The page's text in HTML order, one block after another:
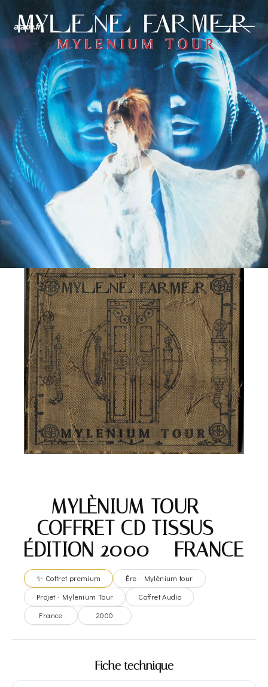
← Retour
Ajouter à ma collection Ajouter à ma wishlist
Comparer cet objet Voir ma collection
MYLÈNIUM TOUR –
COFFRET CD TISSUS –
ÉDITION 2000 – FRANCE
✨ Coffret premium
Ère · Mylènium tour
Projet · Mylenium Tour
Coffret Audio
France
2000
Fiche technique